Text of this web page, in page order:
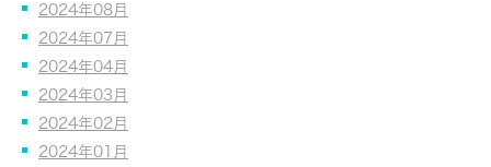
2024年08月
2024年07月
2024年04月
2024年03月
2024年02月
2024年01月